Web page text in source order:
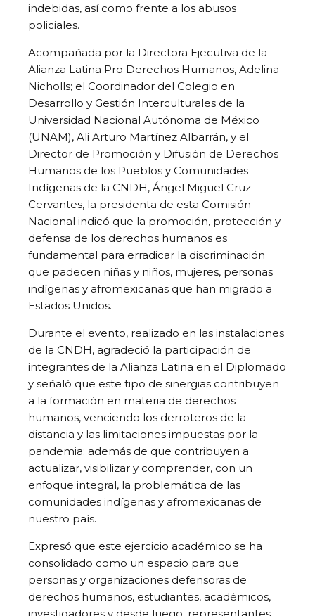
indebidas, así como frente a los abusos
policiales.
Acompañada por la Directora Ejecutiva de la
Alianza Latina Pro Derechos Humanos, Adelina
Nicholls; el Coordinador del Colegio en
Desarrollo y Gestión Interculturales de la
Universidad Nacional Autónoma de México
(UNAM), Ali Arturo Martínez Albarrán, y el
Director de Promoción y Difusión de Derechos
Humanos de los Pueblos y Comunidades
Indígenas de la CNDH, Ángel Miguel Cruz
Cervantes, la presidenta de esta Comisión
Nacional indicó que la promoción, protección y
defensa de los derechos humanos es
fundamental para erradicar la discriminación
que padecen niñas y niños, mujeres, personas
indígenas y afromexicanas que han migrado a
Estados Unidos.
Durante el evento, realizado en las instalaciones
de la CNDH, agradeció la participación de
integrantes de la Alianza Latina en el Diplomado
y señaló que este tipo de sinergias contribuyen
a la formación en materia de derechos
humanos, venciendo los derroteros de la
distancia y las limitaciones impuestas por la
pandemia; además de que contribuyen a
actualizar, visibilizar y comprender, con un
enfoque integral, la problemática de las
comunidades indígenas y afromexicanas de
nuestro país.
Expresó que este ejercicio académico se ha
consolidado como un espacio para que
personas y organizaciones defensoras de
derechos humanos, estudiantes, académicos,
investigadores y desde luego, representantes